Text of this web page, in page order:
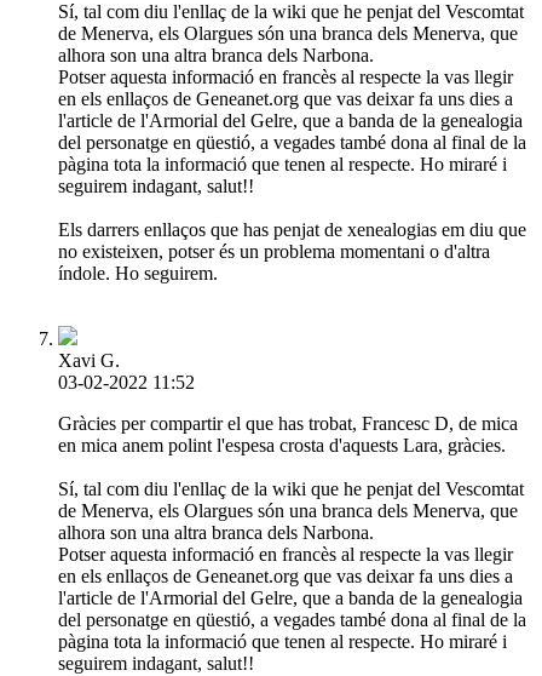
Sí, tal com diu l'enllaç de la wiki que he penjat del Vescomtat
de Menerva, els Olargues són una branca dels Menerva, que
alhora son una altra branca dels Narbona.
Potser aquesta informació en francès al respecte la vas llegir
en els enllaços de Geneanet.org que vas deixar fa uns dies a
l'article de l'Armorial del Gelre, que a banda de la genealogia
del personatge en qüestió, a vegades també dona al final de la
pàgina tota la informació que tenen al respecte. Ho miraré i
seguirem indagant, salut!!
Els darrers enllaços que has penjat de xenealogias em diu que
no existeixen, potser és un problema momentani o d'altra
índole. Ho seguirem.
Xavi G.
03-02-2022 11:52
Gràcies per compartir el que has trobat, Francesc D, de mica
en mica anem polint l'espesa crosta d'aquests Lara, gràcies.
Sí, tal com diu l'enllaç de la wiki que he penjat del Vescomtat
de Menerva, els Olargues són una branca dels Menerva, que
alhora son una altra branca dels Narbona.
Potser aquesta informació en francès al respecte la vas llegir
en els enllaços de Geneanet.org que vas deixar fa uns dies a
l'article de l'Armorial del Gelre, que a banda de la genealogia
del personatge en qüestió, a vegades també dona al final de la
pàgina tota la informació que tenen al respecte. Ho miraré i
seguirem indagant, salut!!